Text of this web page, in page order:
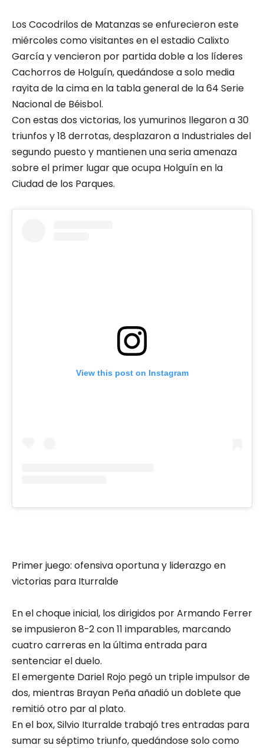
Los Cocodrilos de Matanzas se enfurecieron este
miércoles como visitantes en el estadio Calixto
García y vencieron por partida doble a los líderes
Cachorros de Holguín, quedándose a solo media
rayita de la cima en la tabla general de la 64 Serie
Nacional de Béisbol.
Con estas dos victorias, los yumurinos llegaron a 30
triunfos y 18 derrotas, desplazaron a Industriales del
segundo puesto y mantienen una seria amenaza
sobre el primer lugar que ocupa Holguín en la
Ciudad de los Parques.
View this post on Instagram
Primer juego: ofensiva oportuna y liderazgo en
victorias para Iturralde
En el choque inicial, los dirigidos por Armando Ferrer
se impusieron 8-2 con 11 imparables, marcando
cuatro carreras en la última entrada para
sentenciar el duelo.
El emergente Dariel Rojo pegó un triple impulsor de
dos, mientras Brayan Peña añadió un doblete que
remitió otro par al plato.
En el box, Silvio Iturralde trabajó tres entradas para
sumar su séptimo triunfo, quedándose solo como